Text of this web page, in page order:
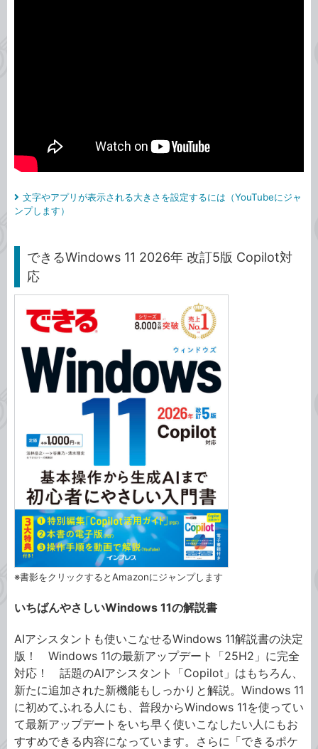
文字やアプリが表示される大きさを設定するには（YouTubeにジャ
ンプします）
できるWindows 11 2026年 改訂5版 Copilot対
応
※書影をクリックするとAmazonにジャンプします
いちばんやさしいWindows 11の解説書
AIアシスタントも使いこなせるWindows 11解説書の決定
版！ Windows 11の最新アップデート「25H2」に完全
対応！ 話題のAIアシスタント「Copilot」はもちろん、
新たに追加された新機能もしっかりと解説。Windows 11
に初めてふれる人にも、普段からWindows 11を使ってい
て最新アップデートをいち早く使いこなしたい人にもお
すすめできる内容になっています。さらに「できるポケ